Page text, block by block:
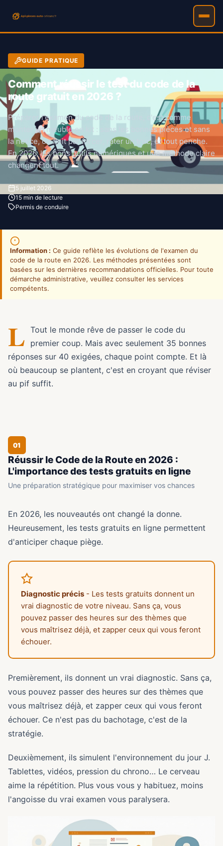
GUIDE PRATIQUE
Comment réussir le test du code de la
route gratuit en 2026 ?
Préparer l'examen du code de la route, c'est comme
monter un meuble en kit : sans les bonnes pièces et sans
la notice, on finit par forcer, rater un truc, et tout penche.
En 2026, les bons outils numériques et une méthode claire
changent tout.
5 juillet 2026
15 min de lecture
Permis de conduire
Information : Ce guide reflète les évolutions de l'examen du
code de la route en 2026. Les méthodes présentées sont
basées sur les dernières recommandations officielles. Pour toute
démarche administrative, veuillez consulter les services
compétents.
L Tout le monde rêve de passer le code du
premier coup. Mais avec seulement 35 bonnes
réponses sur 40 exigées, chaque point compte. Et là
où beaucoup se plantent, c'est en croyant que réviser
au pif suffit.
01
Réussir le Code de la Route en 2026 :
L'importance des tests gratuits en ligne
Une préparation stratégique pour maximiser vos chances
En 2026, les nouveautés ont changé la donne.
Heureusement, les tests gratuits en ligne permettent
d'anticiper chaque piège.
Diagnostic précis - Les tests gratuits donnent un
vrai diagnostic de votre niveau. Sans ça, vous
pouvez passer des heures sur des thèmes que
vous maîtrisez déjà, et zapper ceux qui vous feront
échouer.
Premièrement, ils donnent un vrai diagnostic. Sans ça,
vous pouvez passer des heures sur des thèmes que
vous maîtrisez déjà, et zapper ceux qui vous feront
échouer. Ce n'est pas du bachotage, c'est de la
stratégie.
Deuxièmement, ils simulent l'environnement du jour J.
Tablettes, vidéos, pression du chrono… Le cerveau
aime la répétition. Plus vous vous y habituez, moins
l'angoisse du vrai examen vous paralysera.